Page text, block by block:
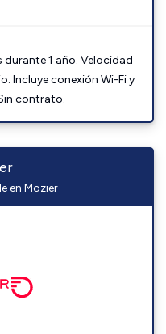
1 año. Velocidad
Incluye conexión Wi-Fi y
contrato.
en Mozier